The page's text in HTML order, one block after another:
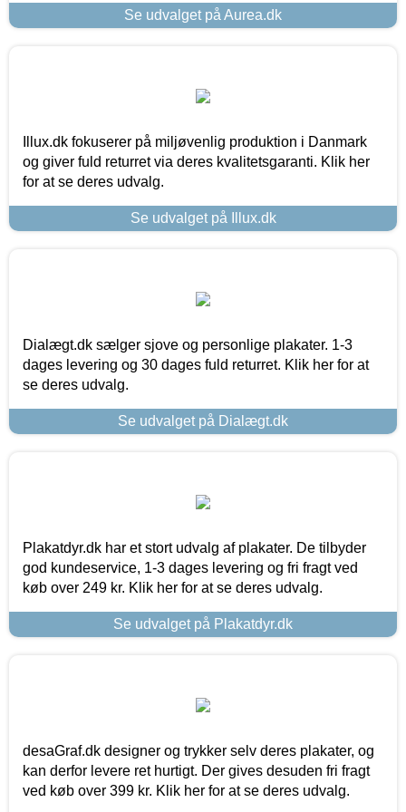
Se udvalget på Aurea.dk
Illux.dk fokuserer på miljøvenlig produktion i Danmark
og giver fuld returret via deres kvalitetsgaranti. Klik her
for at se deres udvalg.
Se udvalget på Illux.dk
Dialægt.dk sælger sjove og personlige plakater. 1-3
dages levering og 30 dages fuld returret. Klik her for at
se deres udvalg.
Se udvalget på Dialægt.dk
Plakatdyr.dk har et stort udvalg af plakater. De tilbyder
god kundeservice, 1-3 dages levering og fri fragt ved
køb over 249 kr. Klik her for at se deres udvalg.
Se udvalget på Plakatdyr.dk
desaGraf.dk designer og trykker selv deres plakater, og
kan derfor levere ret hurtigt. Der gives desuden fri fragt
ved køb over 399 kr. Klik her for at se deres udvalg.